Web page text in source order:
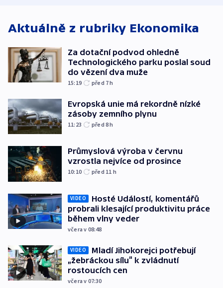
Aktuálně z rubriky Ekonomika
Za dotační podvod ohledně
Technologického parku poslal soud
do vězení dva muže
15:19 před 7h
Evropská unie má rekordně nízké
zásoby zemního plynu
11:23 před 8h
Průmyslová výroba v červnu
vzrostla nejvíce od prosince
10:10 před 11 h
VIDEO
Hosté Událostí, komentářů
probrali klesající produktivitu práce
během vlny veder
včera v 08:48
VIDEO
Mladí Jihokorejci potřebují
„žebráckou sílu“ k zvládnutí
rostoucích cen
včera v 07:30